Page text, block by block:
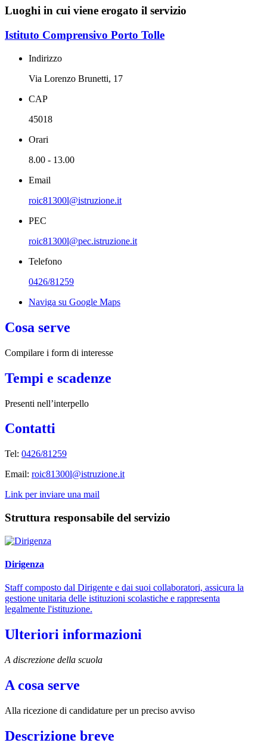
Luoghi in cui viene erogato il servizio
Istituto Comprensivo Porto Tolle
Indirizzo
Via Lorenzo Brunetti, 17
CAP
45018
Orari
8.00 - 13.00
Email
roic81300l@istruzione.it
PEC
roic81300l@pec.istruzione.it
Telefono
0426/81259
Naviga su Google Maps
Cosa serve
Compilare i form di interesse
Tempi e scadenze
Presenti nell’interpello
Contatti
Tel: 0426/81259
Email: roic81300l@istruzione.it
Link per inviare una mail
Struttura responsabile del servizio
Dirigenza
Staff composto dal Dirigente e dai suoi collaboratori, assicura la
gestione unitaria delle istituzioni scolastiche e rappresenta
legalmente l'istituzione.
Ulteriori informazioni
A discrezione della scuola
A cosa serve
Alla ricezione di candidature per un preciso avviso
Descrizione breve